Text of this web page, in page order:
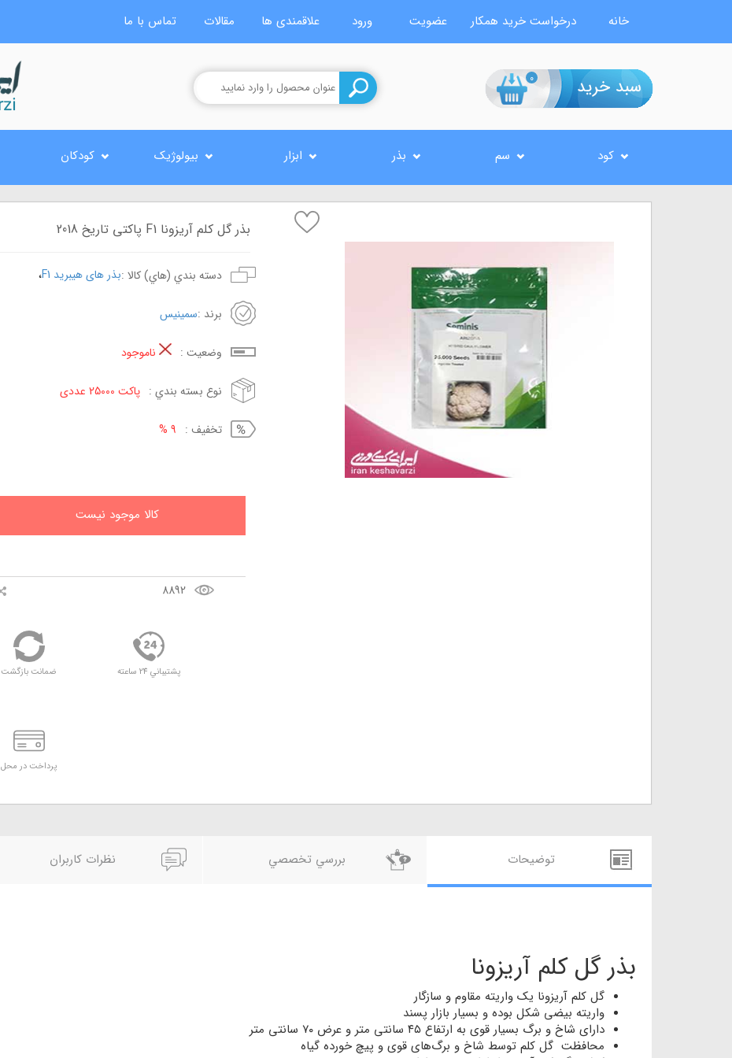
تماس با ما مقالات علاقمندی ها ورود عضویت درخواست خرید همکار خانه
0
کود سم بذر ابزار بیولوژیک کودکان
بذر گل کلم آریزونا F1 پاکتی تاریخ 2018
دسته بندي (هاي) کالا :بذر های هیبرید F1 ،
برند :سمینیس
وضعيت : ناموجود
نوع بسته بندي : پاکت 25000 عددی
تخفيف : 9 %
کالا موجود نيست
8892
پشتيباني 24 ساعته ضمانت بازگشت
پرداخت در محل
توضيحات بررسي تخصصي نظرات کاربران
بذر گل کلم آریزونا
گل کلم آریزونا یک واریته مقاوم و سازگار
واریته بیضی شکل بوده و بسیار بازار پسند
دارای شاخ و برگ بسیار قوی به ارتفاع ۴۵ سانتی متر و عرض ۷۰ سانتی متر
محافظت گل کلم توسط شاخ و برگ‌های قوی و پیچ خورده گیاه